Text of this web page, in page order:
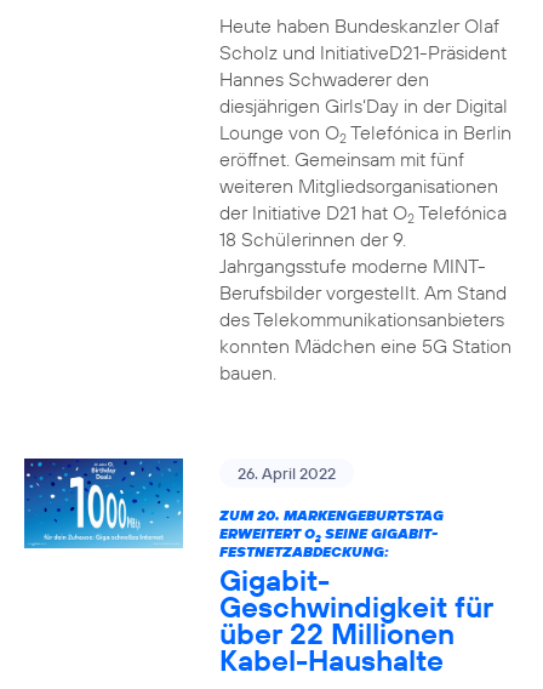
Heute haben Bundeskanzler Olaf
Scholz und InitiativeD21-Präsident
Hannes Schwaderer den
diesjährigen Girls‘Day in der Digital
Lounge von O2Telefónica in Berlin
eröffnet. Gemeinsam mit fünf
weiteren Mitgliedsorganisationen
der Initiative D21 hat O2Telefónica
18 Schülerinnen der 9.
Jahrgangsstufe moderne MINT-
Berufsbilder vorgestellt. Am Stand
des Telekommunikationsanbieters
konnten Mädchen eine 5G Station
bauen.
26. April 2022
ZUM 20. MARKENGEBURTSTAG
ERWEITERT O2SEINE GIGABIT-
FESTNETZABDECKUNG:
Gigabit-
Geschwindigkeit für
über 22 Millionen
Kabel-Haushalte